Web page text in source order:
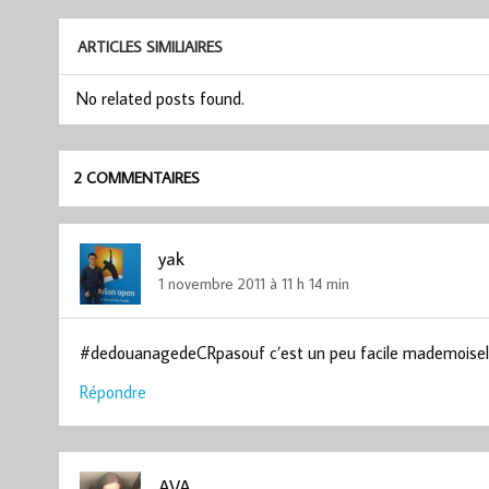
ARTICLES SIMILIAIRES
No related posts found.
2 COMMENTAIRES
yak
1 novembre 2011 à 11 h 14 min
#dedouanagedeCRpasouf c’est un peu facile
Répondre